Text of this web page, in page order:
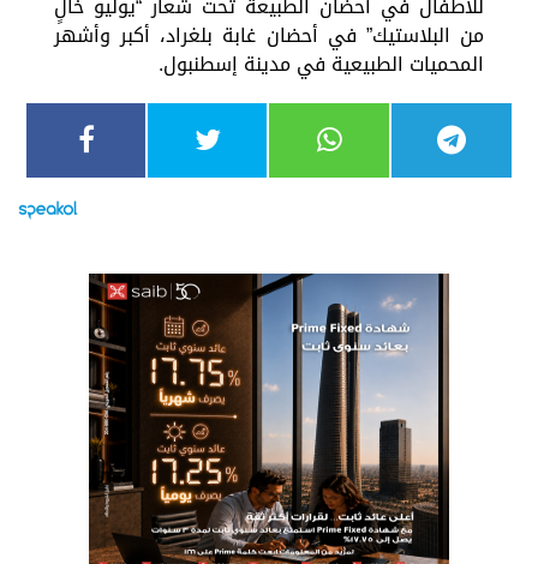
من البلاستيك” في أحضان غابة بلغراد، أكبر وأشهر
المحميات الطبيعية في مدينة إسطنبول.